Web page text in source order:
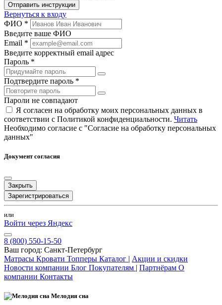
Отправить инструкции
Вернуться к входу
ФИО *
Введите ваше ФИО
Email *
Введите корректный email адрес
Пароль *
Подтвердите пароль *
Пароли не совпадают
Я согласен на обработку моих персональных данных в
соответствии с Политикой конфиденциальности. Читать
Необходимо согласие с "Согласие на обработку персональных
данных"
Документ согласия
Закрыть
Зарегистрироваться
или
Войти через Яндекс
8 (800) 550-15-50
Ваш город: Санкт-Петербург
Матрасы Кровати Топперы Каталог | Акции и скидки
Новости компании Блог Покупателям | Партнёрам О
компании Контакты
Мелодия сна